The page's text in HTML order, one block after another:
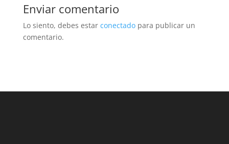
Enviar comentario
Lo siento, debes estar conectadopara publicar un
comentario.